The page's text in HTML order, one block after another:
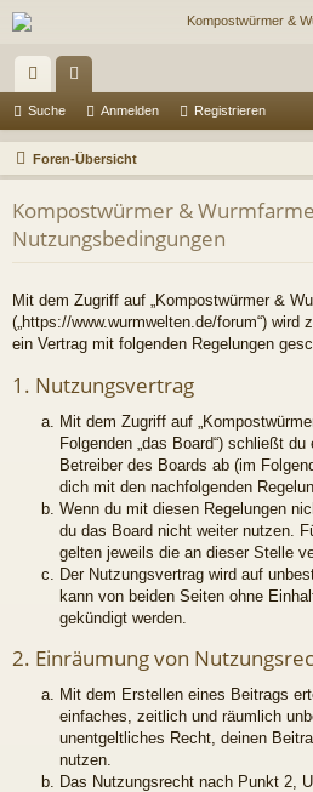
ch
ne
llz
ug
en
Suche Anmelden Registrieren
Foren-Übersicht
Kompostwürmer &
Nutzungsbedingungen
Mit dem Zugriff auf „Kompostwürmer &
(„https://www.wurmwelten.de/forum“) wird
ein Vertrag mit folgenden Regelungen
1. Nutzungsvertrag
Mit dem Zugriff auf
Folgenden „das Board“) schließt
Betreiber des Boards ab (im
dich mit den nachfolgenden
Wenn du mit diesen Regelungen
du das Board nicht weiter nutzen.
gelten jeweils die an dieser Stelle
Der Nutzungsvertrag wird auf
kann von beiden Seiten ohne
gekündigt werden.
2. Einräumung von
Mit dem Erstellen eines Beitrags
einfaches, zeitlich und räumlich
unentgeltliches Recht, deinen
nutzen.
Das Nutzungsrecht nach Punkt 2,